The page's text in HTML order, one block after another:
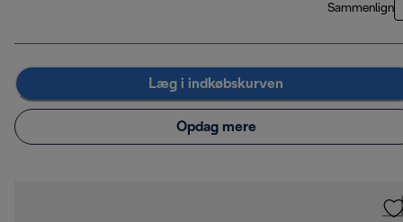
Sammenlign
Læg i indkøbskurven
Opdag mere